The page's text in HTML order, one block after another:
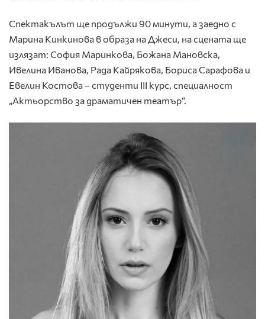
Спектакълът ще продължи 90 минути, а заедно с
Марина Кинкинова в образа на Джеси, на сцената ще
излязат: София Маринкова, Божана Мановска,
Ивелина Иванова, Рада Кайрякова, Бориса Сарафова и
Евелин Костова – студенти ІІІ курс, специалност
„Актьорство за драматичен театър“.